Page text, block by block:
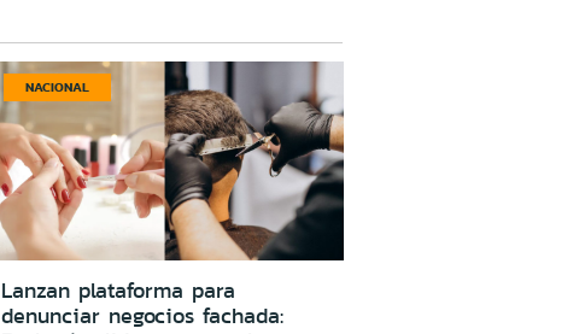
NACIONAL
Lanzan plataforma para
denunciar negocios fachada: